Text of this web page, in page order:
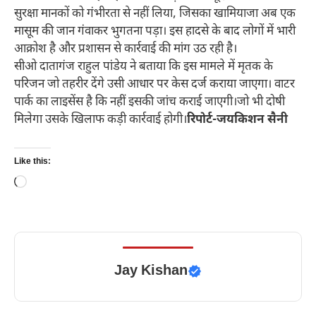
सुरक्षा मानकों को गंभीरता से नहीं लिया, जिसका खामियाजा अब एक
मासूम की जान गंवाकर भुगतना पड़ा। इस हादसे के बाद लोगों में भारी
आक्रोश है और प्रशासन से कार्रवाई की मांग उठ रही है।
सीओ दातागंज राहुल पांडेय ने बताया कि इस मामले में मृतक के
परिजन जो तहरीर देंगे उसी आधार पर केस दर्ज कराया जाएगा। वाटर
पार्क का लाइसेंस है कि नहीं इसकी जांच कराई जाएगी।जो भी दोषी
मिलेगा उसके खिलाफ कड़ी कार्रवाई होगी।रिपोर्ट-जयकिशन सैनी
Like this:
Loading…
Jay Kishan